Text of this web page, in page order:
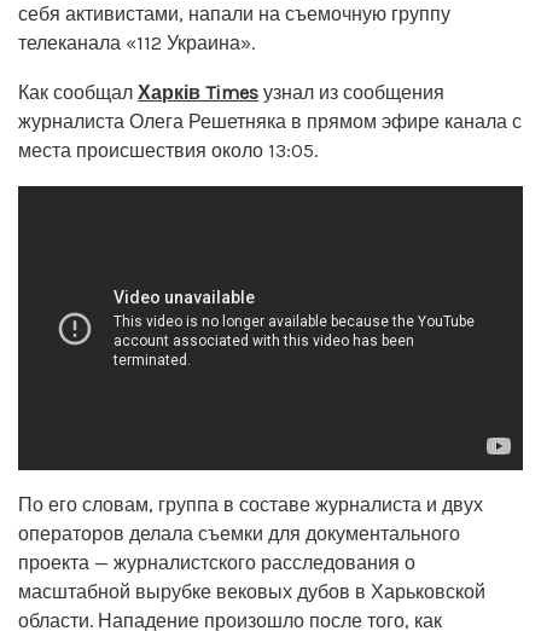
себя активистами, напали на съемочную группу
телеканала «112 Украина».
Как сообщал Харків Times узнал из сообщения
журналиста Олега Решетняка в прямом эфире канала с
места происшествия около 13:05.
По его словам, группа в составе журналиста и двух
операторов делала съемки для документального
проекта — журналистского расследования о
масштабной вырубке вековых дубов в Харьковской
области. Нападение произошло после того, как